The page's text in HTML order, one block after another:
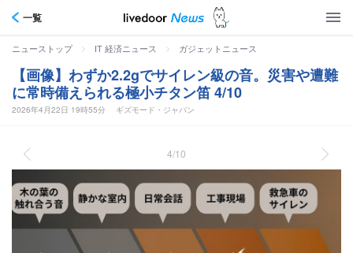
一覧
ニューストップ > IT 経済ニュース > ガジェットニュース
【画像】わずか2.2gでサイレン級の音。災害や遭難
に常時備えられる極小チタン笛 4/10
2026年4月22日 19時55分 ギズモード・ジャパン
4/10